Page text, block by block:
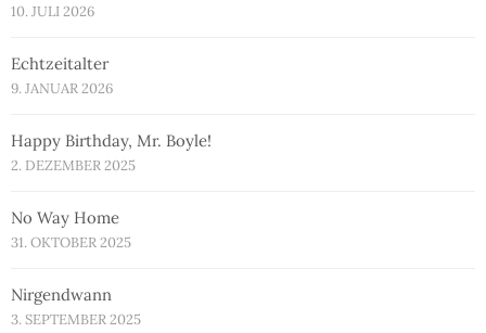
10. JULI 2026
Echtzeitalter
9. JANUAR 2026
Happy Birthday, Mr. Boyle!
2. DEZEMBER 2025
No Way Home
31. OKTOBER 2025
Nirgendwann
3. SEPTEMBER 2025